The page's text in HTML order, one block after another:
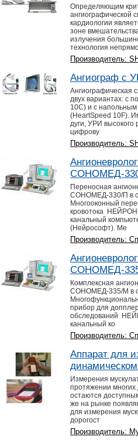
Определяющим
ангиографической
кардиологии
зоне
излучения
технология
Производитель:
Ангиограф с
Ангиографическая
двух вариантах: с
10C) и с
(HeartSpeed 10F).
дуги, УРИ высокого
цифрову
Производитель:
СОНОМЕД-
Переносная
СОНОМЕД-330/П в
Многооконный
кровотока
канальный
(Нейрософт). Ме
Производитель:
СОНОМЕД-
Комплексная
СОНОМЕД-335/М в
прибор для
обследований
канальный ко
Производитель:
Аппарат для
Измерения
протяжении
остаются
же на рынке
для измерения
дорогост
Производитель: